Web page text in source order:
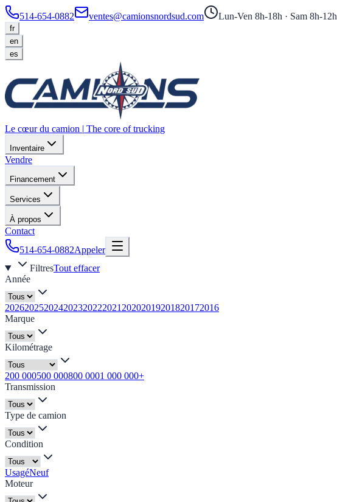
514-654-0882 ventes@camionsnordsud.com Lun-Ven 8h-18h · Sam 8h-12h
fr
en
es
Le cœur du camion | The core of trucking
Inventaire
Vendre
Financement
Services
À propos
Contact
514-654-0882Appeler
FiltresTout effacer
Année
202620252024202320222021 20202019201820172016
Marque
Kilométrage
200 000500 000800 0001 000 000+
Transmission
Type de camion
Condition
UsagéNeuf
Moteur